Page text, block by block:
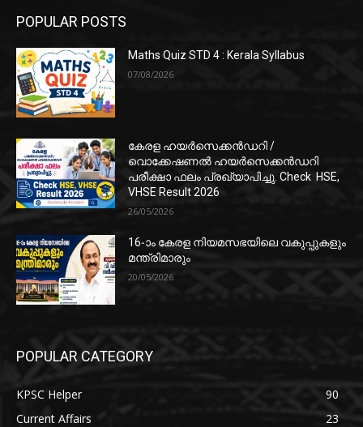
POPULAR POSTS
Maths Quiz STD 4 : Kerala Syllabus
07/08/2026
കേരള ഹയർസെക്കൻഡറി /
വൊക്കേഷണൽ ഹയർസെക്കൻഡറി
പരീക്ഷാ ഫലം പ്രഖ്യാപിച്ചു. Check HSE,
VHSE Result 2026
26/05/2026
16-ാം കേരള നിയമസഭയിലെ വകുപ്പുകളും
മന്ത്രിമാരും
20/05/2026
POPULAR CATEGORY
KPSC Helper
90
Current Affairs
23